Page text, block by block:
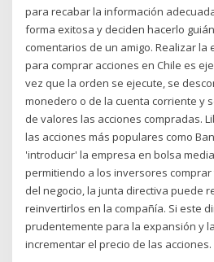
para recabar la información
forma exitosa y deciden hacerlo
comentarios de un amigo. Realizar la
para comprar acciones en Chile es
vez que la orden se ejecute, se
monedero o de la cuenta corriente y
de valores las acciones compradas.
las acciones más populares como
'introducir' la empresa en bolsa
permitiendo a los inversores
del negocio, la junta directiva puede
reinvertirlos en la compañía. Si este
prudentemente para la expansión y
incrementar el precio de las acciones.